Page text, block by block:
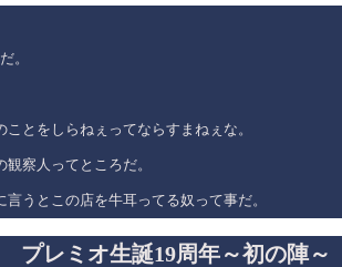
。
ことをしらねぇってならすまねぇな。
観察人ってところだ。
言うとこの店を牛耳ってる奴って事だ。
プレミオ生誕19周年～初の陣～